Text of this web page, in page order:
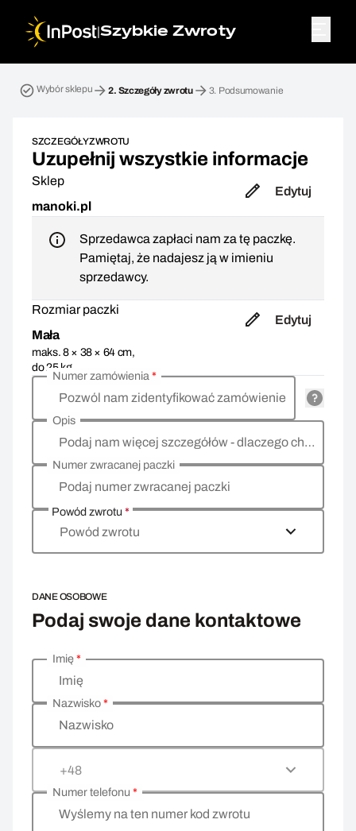
|Szybkie Zwroty
Wybór sklepu 2. Szczegóły zwrotu 3. Podsumowanie
SZCZEGÓŁY ZWROTU
Uzupełnij wszystkie informacje
Sklep
manoki.pl
Edytuj
Sprzedawca zapłaci nam za tę paczkę.
Pamiętaj, że nadajesz ją w imieniu
sprzedawcy.
Rozmiar paczki
Mała
maks. 8 × 38 × 64 cm,
do 25 kg
Edytuj
Pozwól nam zidentyfikować zamówienie
Numer zamówienia*
Podaj nam więcej szczegółów - dlaczego chcesz zwrócić towar, co jest powodem?
Opis
Podaj numer zwracanej paczki
Numer zwracanej paczki
Powód zwrotu*
Powód zwrotu
DANE OSOBOWE
Podaj swoje dane kontaktowe
Wprowadź swoje dane osobowe
Imię
Imię*
Nazwisko
Nazwisko*
+48
Wyślemy na ten numer kod zwrotu
Numer telefonu *